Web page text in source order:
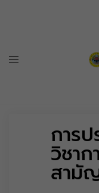
การ
วิชา
สามั